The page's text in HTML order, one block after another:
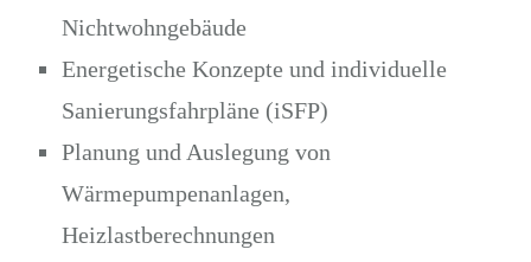
Nichtwohngebäude
Energetische Konzepte und individuelle
Sanierungsfahrpläne (iSFP)
Planung und Auslegung von
Wärmepumpenanlagen,
Heizlastberechnungen